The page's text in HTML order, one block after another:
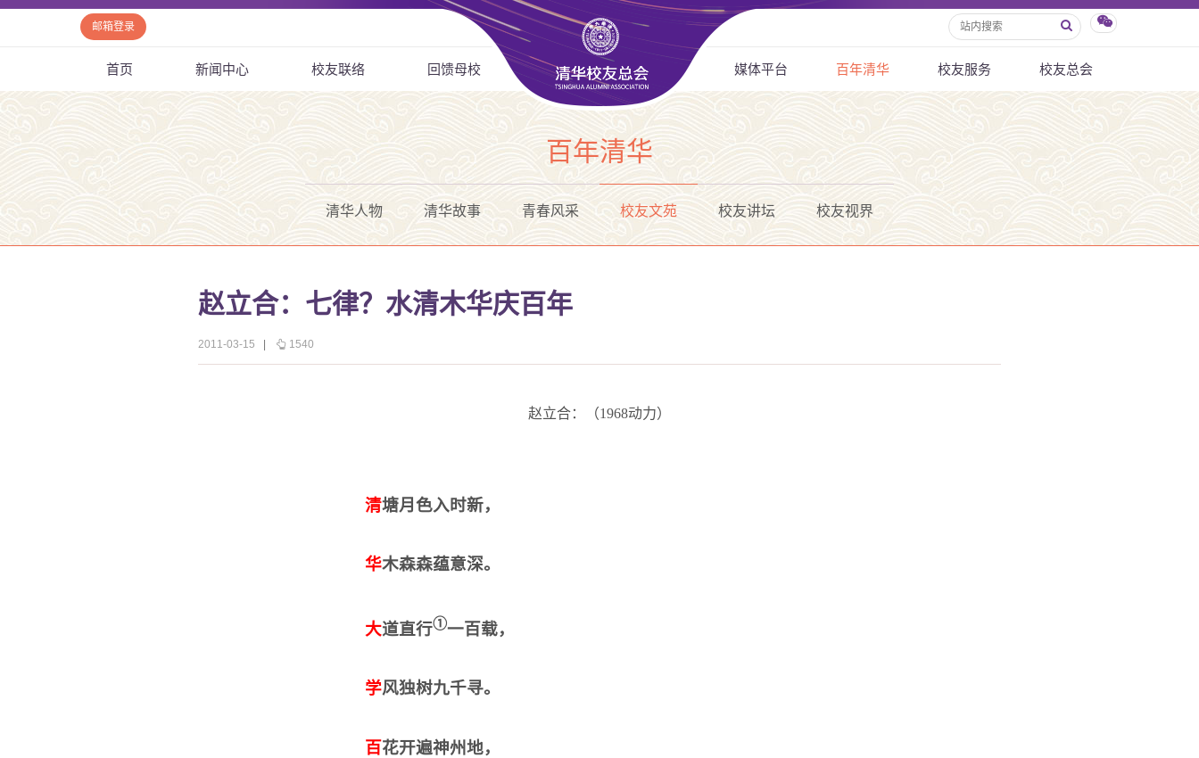
邮箱登录
首页 新闻中心 校友联络 回馈母校 媒体平台 百年清华 校友服务 校友总会
百年清华
清华人物 清华故事 青春风采 校友文苑 校友讲坛 校友视界
赵立合：七律？水清木华庆百年
2011-03-15 1540
赵立合：（1968动力）
清塘月色入时新，
华木森森蕴意深。
大道直行①一百载，
学风独树九千寻。
百花开遍神州地，